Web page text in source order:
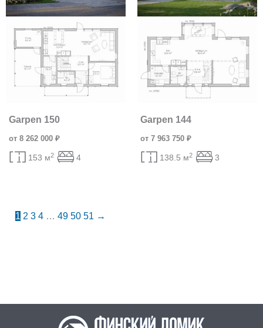
Garpen 150
от 8 262 000 ₽
153 м2 4
Garpen 144
от 7 963 750 ₽
138.5 м2 3
1 2 3 4 … 49 50 51 →